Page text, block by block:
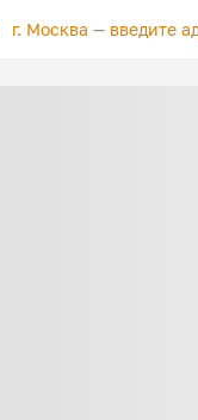
г. Москва —введите